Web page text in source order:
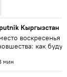
Кыргызстан
воскресенья и
как будут
мин